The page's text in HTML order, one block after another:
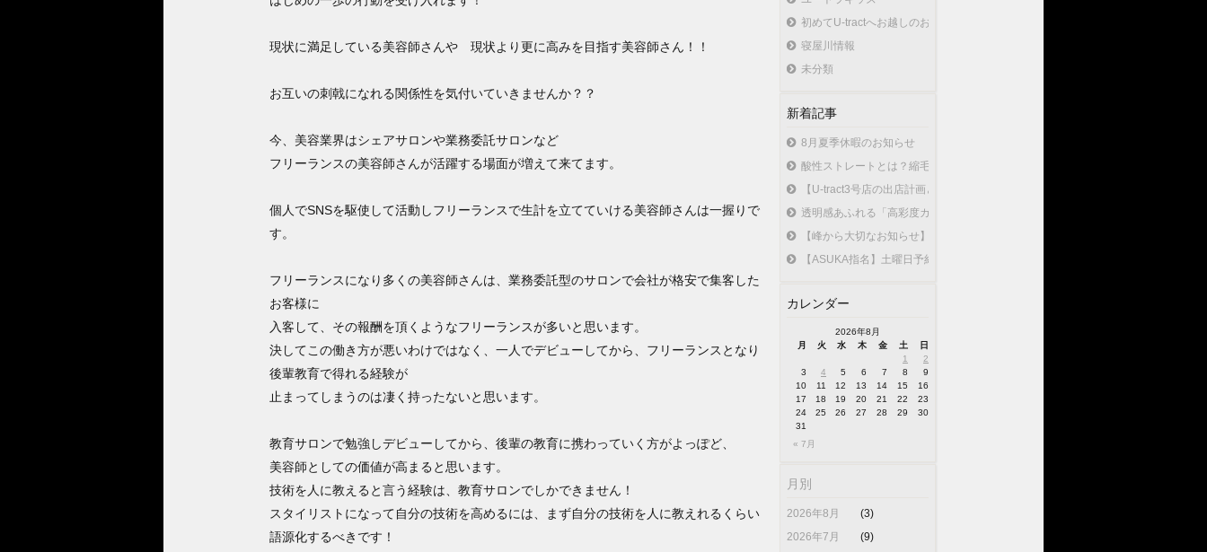
現状に満足している美容師さんや 現状より更に高みを目指す美容師さん！！
お互いの刺戟になれる関係性を気付いていきませんか？？
今、美容業界はシェアサロンや業務委託サロンなど
フリーランスの美容師さんが活躍する場面が増えて来てます。
個人でSNSを駆使して活動しフリーランスで生計を立てていける美容師さんは一握りで
す。
フリーランスになり多くの美容師さんは、業務委託型のサロンで会社が格安で集客した
お客様に
入客して、その報酬を頂くようなフリーランスが多いと思います。
決してこの働き方が悪いわけではなく、一人でデビューしてから、フリーランスとなり
後輩教育で得れる経験が
止まってしまうのは凄く持ったないと思います。
教育サロンで勉強しデビューしてから、後輩の教育に携わっていく方がよっぽど、
美容師としての価値が高まると思います。
技術を人に教えると言う経験は、教育サロンでしかできません！
スタイリストになって自分の技術を高めるには、まず自分の技術を人に教えれるくらい
語源化するべきです！
初めてU-tractへお越しのお客様へ…
寝屋川情報
未分類
新着記事
8月夏季休暇のお知らせ
酸性ストレートとは？縮毛矯正との違いやU-tractの酸性ストレートが選ばれている
【U-tract3号店の出店計画と今後の渡辺の出勤店舗について】
透明感あふれる「高彩度カラー」が人気！大人女性が選ぶこの夏最旬のヘアカラー
【峰から大切なお知らせ】10月1日から新店舗U-tractNorthGardenへ異動いたしま
【ASUKA指名】土曜日予約が可能になりました！
カレンダー
2026年8月
月
火 水 木 金 土 日
« 7月
1
2
3
4 5 6 7 8
9
10
11 12 13 14 15
16
17
18 19 20 21 22
23
24
25 26 27 28 29
30
31
月別
2026年8月
(3)
2026年7月
(9)